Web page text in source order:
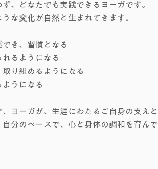
、どなたでも実践できるヨーガです。
な変化が自然と生まれてきます。
き、習慣となる
るようになる
り組めるようになる
うになる
ヨーガが、生涯にわたるご自身の支えと
分のペースで、心と身体の調和を育んで